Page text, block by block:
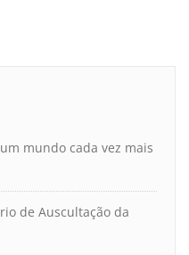
mundo cada vez mais
de Auscultação da